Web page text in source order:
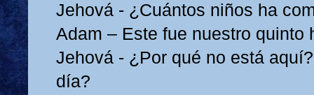
Jehová - ¿Cuántos niños ha
Adam – Este fue nuestro quinto
Jehová - ¿Por qué no está
día?